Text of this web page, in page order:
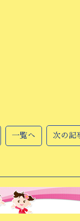
一覧へ 次の